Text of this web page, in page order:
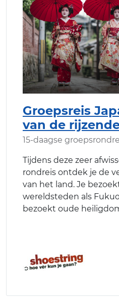
Groepsreis
van de
15-daagse
Tijdens deze zeer
rondreis ontdek je de
van het land. Je
wereldsteden als
bezoekt oude